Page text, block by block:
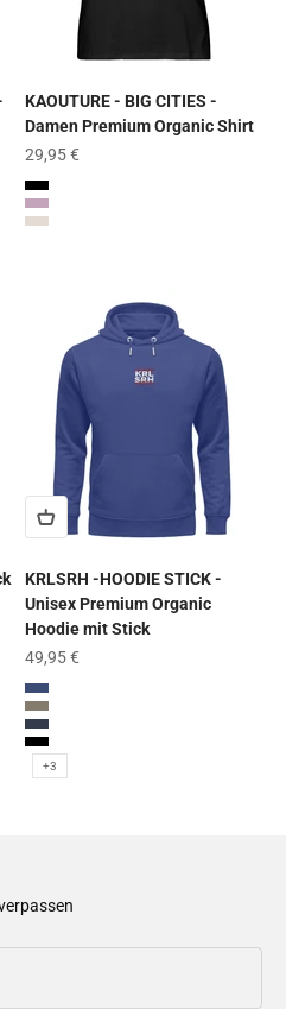
KAOUTURE - BIG CITIES -
Damen Premium Organic Shirt
Angebot
29,95 €
Schwarz
Mauve
KRLSRH -HOODIE STICK -
Unisex Premium Organic
Hoodie mit Stick
Angebot
49,95 €
Worker Blue
Khaki
French Navy
Schwarz
+3